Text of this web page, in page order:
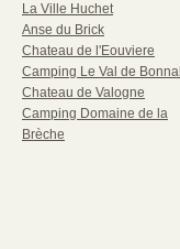
La Ville Huchet
Anse du Brick
Chateau de l'Eouviere
Camping Le Val de Bonnal
Chateau de Valogne
Camping Domaine de la
Brèche